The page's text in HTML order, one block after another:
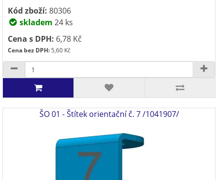
Kód zboží: 80306
skladem 24 ks
Cena s DPH: 6,78 Kč
Cena bez DPH:5,60 Kč
ŠO 01 - Štítek orientační č. 7 /1041907/